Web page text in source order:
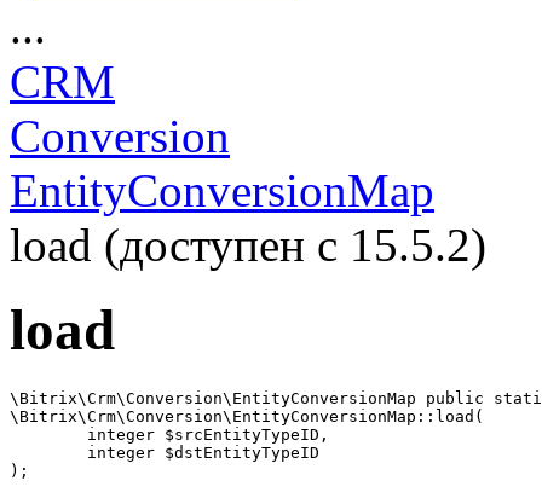
...
CRM
Conversion
EntityConversionMap
load (доступен с 15.5.2)
load
\Bitrix\Crm\Conversion\EntityConversionMap public
\Bitrix\Crm\Conversion\EntityConversionMap::load(